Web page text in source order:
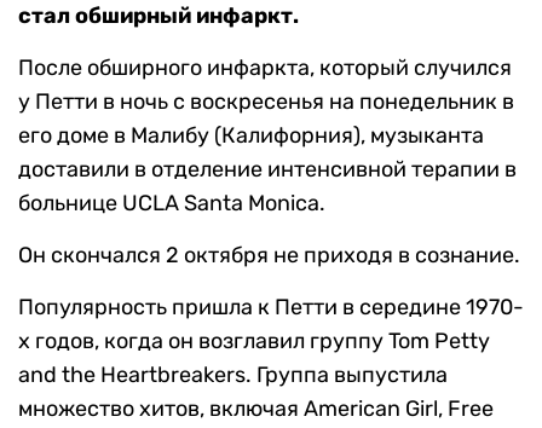
стал обширный инфаркт.
После обширного инфаркта, который случился
у Петти в ночь с воскресенья на понедельник в
его доме в Малибу (Калифорния), музыканта
доставили в отделение интенсивной терапии в
больнице UCLA Santa Monica.
Он скончался 2 октября не приходя в сознание.
Популярность пришла к Петти в середине 1970-
х годов, когда он возглавил группу Tom Petty
and the Heartbreakers. Группа выпустила
множество хитов, включая American Girl, Free